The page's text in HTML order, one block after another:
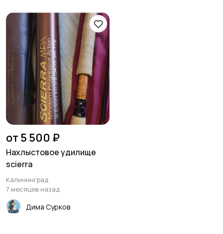
Матчевые
Карповые
Бланки для удилищ
от 5 500 ₽
Нахлыстовое удилище
scierra
Калининград
7 месяцев назад
Дима Сурков